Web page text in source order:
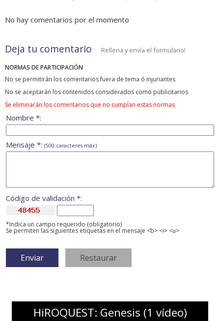
No hay comentarios por el momento
Deja tu comentario Rellena y envía el formulario!
NORMAS DE PARTICIPACIÓN
No se permitirán los comentarios fuera de tema ó injuriantes
No se aceptarán los contenidos considerados como publicitarios
Se eliminarán los comentarios que no cumplan estas normas
Nombre *:
Mensaje *: (500 caracteres máx)
Código de validación *:
*Indica un campo requerido (obligatorio)
Se permiten las siguientes etiquetas en el mensaje <b> <i> <u>
HiROQUEST: Genesis (1 vídeo)